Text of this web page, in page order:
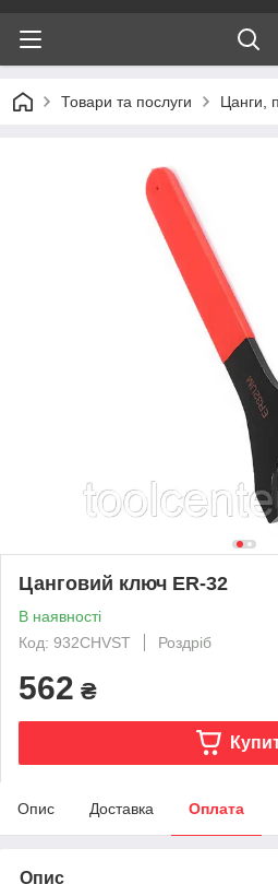
Товари та послуги Цанги,
Цанговий ключ ER-32
В наявності
Код: 932CHVST
Роздріб
562 ₴
Опис Доставка Оплата
Опис